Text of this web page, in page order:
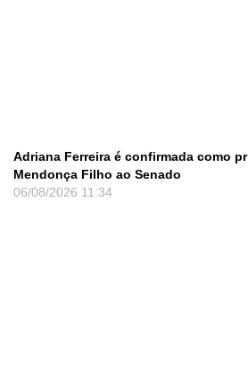
Adriana Ferreira é confirmada como
Mendonça Filho ao Senado
06/08/2026 11:34